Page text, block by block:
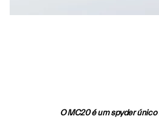
O MC20 é um spyder